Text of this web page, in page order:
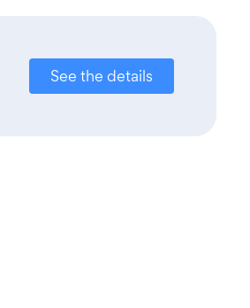
See the details